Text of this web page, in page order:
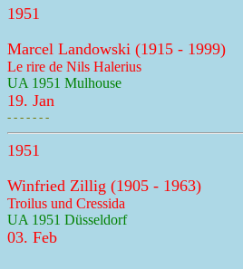
1951
Marcel Landowski (1915 - 1999)
Le rire de Nils Halerius
UA 1951 Mulhouse
19. Jan
- - - - - - -
1951
Winfried Zillig (1905 - 1963)
Troilus und Cressida
UA 1951 Düsseldorf
03. Feb